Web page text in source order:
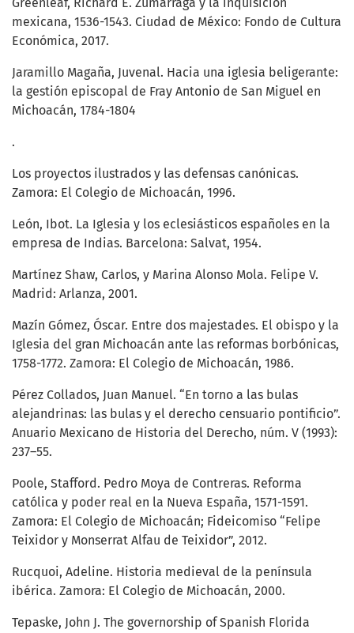
Greenleaf, Richard E. Zumárraga y la inquisición
mexicana, 1536-1543. Ciudad de México: Fondo de Cultura
Económica, 2017.
Jaramillo Magaña, Juvenal. Hacia una iglesia beligerante:
la gestión episcopal de Fray Antonio de San Miguel en
Michoacán, 1784-1804
.
Los proyectos ilustrados y las defensas canónicas.
Zamora: El Colegio de Michoacán, 1996.
León, Ibot. La Iglesia y los eclesiásticos españoles en la
empresa de Indias. Barcelona: Salvat, 1954.
Martínez Shaw, Carlos, y Marina Alonso Mola. Felipe V.
Madrid: Arlanza, 2001.
Mazín Gómez, Óscar. Entre dos majestades. El obispo y la
Iglesia del gran Michoacán ante las reformas borbónicas,
1758-1772. Zamora: El Colegio de Michoacán, 1986.
Pérez Collados, Juan Manuel. “En torno a las bulas
alejandrinas: las bulas y el derecho censuario pontificio”.
Anuario Mexicano de Historia del Derecho, núm. V (1993):
237–55.
Poole, Stafford. Pedro Moya de Contreras. Reforma
católica y poder real en la Nueva España, 1571-1591.
Zamora: El Colegio de Michoacán; Fideicomiso “Felipe
Teixidor y Monserrat Alfau de Teixidor”, 2012.
Rucquoi, Adeline. Historia medieval de la península
ibérica. Zamora: El Colegio de Michoacán, 2000.
Tepaske, John J. The governorship of Spanish Florida